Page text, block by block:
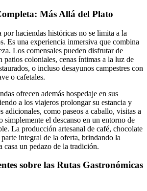
Más Allá del Plato
haciendas históricas no se limita a la
Es una experiencia inmersiva que combina
Los comensales pueden disfrutar de
patios coloniales, cenas íntimas a la luz de
o incluso desayunos campestres con
o cafetales.
ofrecen además hospedaje en sus
a los viajeros prolongar su estancia y
adicionales, como paseos a caballo, visitas a
simplemente el descanso en un entorno de
La producción artesanal de café, chocolate
integral de la oferta, brindando la
casa un pedazo de la tradición.
sobre las Rutas Gastronómicas